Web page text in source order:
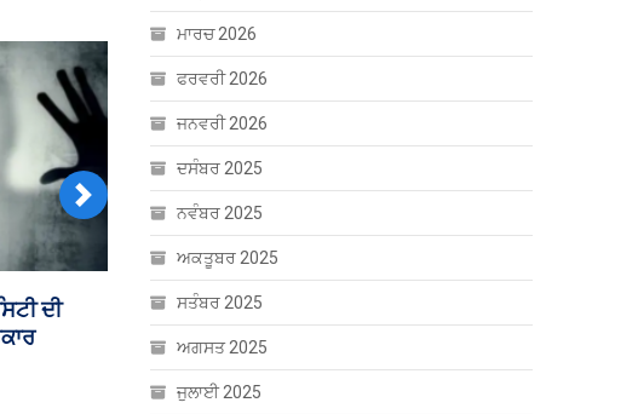
‘ਤੇ
Next
ਮਾਰਚ 2026
ਫਰਵਰੀ 2026
ਜਨਵਰੀ 2026
ਦਸੰਬਰ 2025
ਨਵੰਬਰ 2025
ਅਕਤੂਬਰ 2025
ਸਤੰਬਰ 2025
ਅਗਸਤ 2025
ਜੁਲਾਈ 2025